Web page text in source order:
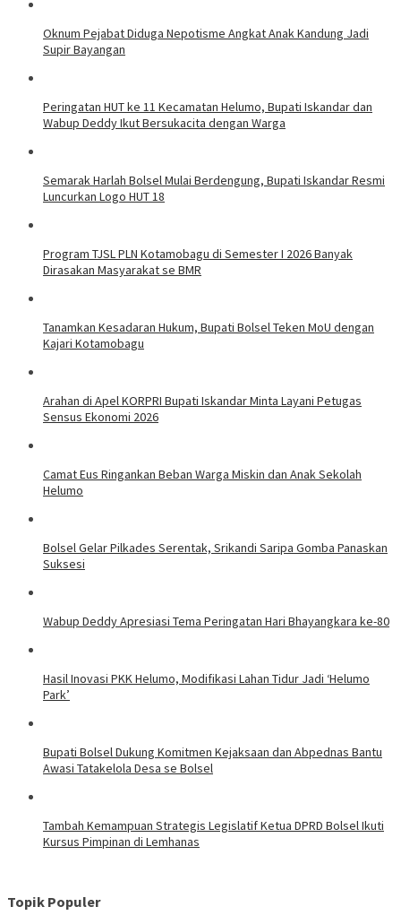
Oknum Pejabat Diduga Nepotisme Angkat Anak Kandung Jadi
Supir Bayangan
Peringatan HUT ke 11 Kecamatan Helumo, Bupati Iskandar dan
Wabup Deddy Ikut Bersukacita dengan Warga
Semarak Harlah Bolsel Mulai Berdengung, Bupati Iskandar Resmi
Luncurkan Logo HUT 18
Program TJSL PLN Kotamobagu di Semester I 2026 Banyak
Dirasakan Masyarakat se BMR
Tanamkan Kesadaran Hukum, Bupati Bolsel Teken MoU dengan
Kajari Kotamobagu
Arahan di Apel KORPRI Bupati Iskandar Minta Layani Petugas
Sensus Ekonomi 2026
Camat Eus Ringankan Beban Warga Miskin dan Anak Sekolah
Helumo
Bolsel Gelar Pilkades Serentak, Srikandi Saripa Gomba Panaskan
Suksesi
Wabup Deddy Apresiasi Tema Peringatan Hari Bhayangkara ke-80
Hasil Inovasi PKK Helumo, Modifikasi Lahan Tidur Jadi ‘Helumo
Park’
Bupati Bolsel Dukung Komitmen Kejaksaan dan Abpednas Bantu
Awasi Tatakelola Desa se Bolsel
Tambah Kemampuan Strategis Legislatif Ketua DPRD Bolsel Ikuti
Kursus Pimpinan di Lemhanas
Topik Populer